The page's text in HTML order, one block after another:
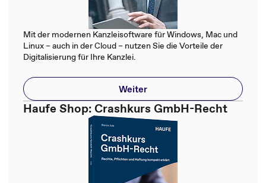
Mit der modernen Kanzleisoftware für Windows, Mac und
Linux – auch in der Cloud – nutzen Sie die Vorteile der
Digitalisierung für Ihre Kanzlei.
Weiter
Haufe Shop: Crashkurs GmbH-Recht